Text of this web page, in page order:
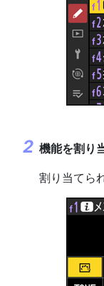
機能を割り
割り当てら